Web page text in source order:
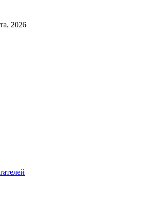
2026